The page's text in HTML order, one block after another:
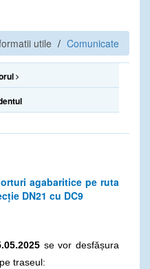
utile Comunicate
agabaritice pe ruta
DN21 cu DC9
se vor desfășura
traseul: